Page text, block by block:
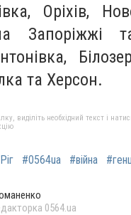
Оріхів,
Запоріжжі
та Херсон.
виділіть необхідний текст і
#0564ua #війна
0564.ua